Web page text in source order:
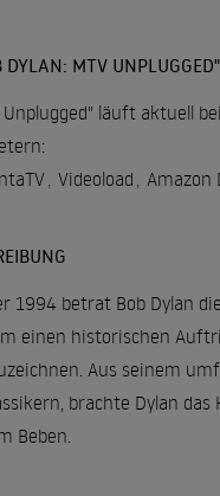
MTV
Unplugged" läuft aktuell
, Videoload , Amazon
1994 betrat Bob Dylan
einen historischen
Aus seinem
brachte Dylan
Beben.